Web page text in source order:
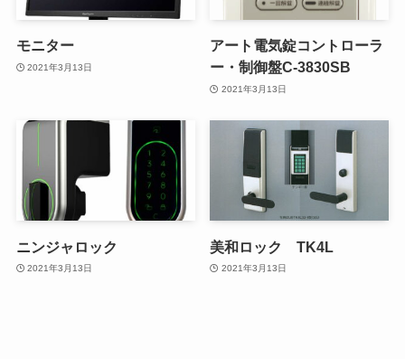
モニター
2021年3月13日
アート電気錠コントローラ
ー・制御盤C-3830SB
2021年3月13日
ニンジャロック
2021年3月13日
美和ロック TK4L
2021年3月13日